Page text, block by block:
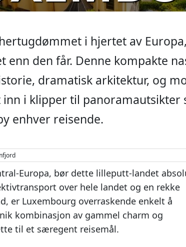
i hjertet av
den får. Denne kompakte
dramatisk arkitektur, og
i klipper til panoramautsikter
enhver reisende.
Europa, bør dette lilleputt-landet
over hele landet og en rekke
er Luxembourg overraskende enkelt å
kombinasjon av gammel charm og
til et særegent reisemål.